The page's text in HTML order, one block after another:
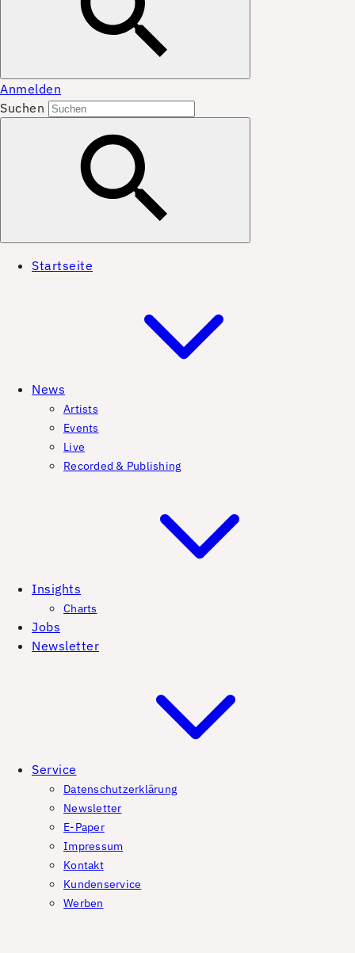
Anmelden
Suchen
Startseite
News
Artists
Events
Live
Recorded & Publishing
Insights
Charts
Jobs
Newsletter
Service
Datenschutzerklärung
Newsletter
E-Paper
Impressum
Kontakt
Kundenservice
Werben